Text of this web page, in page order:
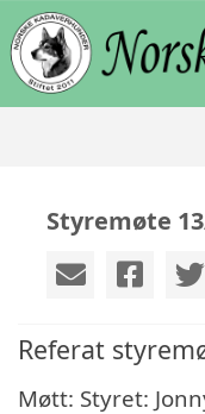
Styremøte
Referat
Møtt: Styret: